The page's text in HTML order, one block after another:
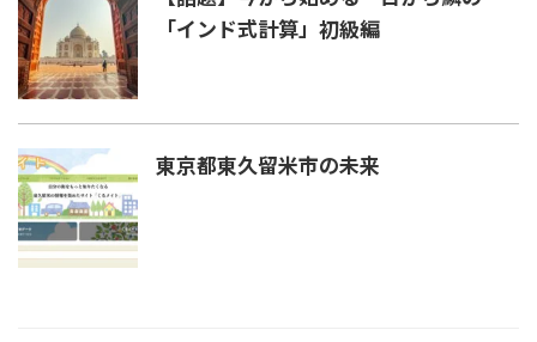
「インド式計算」初級編
東京都東久留米市の未来